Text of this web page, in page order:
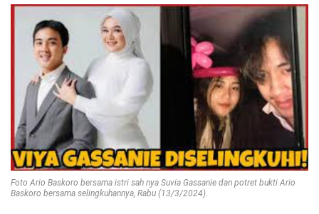
Foto Ario Baskoro bersama istri sah nya Suvia Gassanie dan potret bukti Ario
Baskoro bersama selingkuhannya, Rabu (13/3/2024).